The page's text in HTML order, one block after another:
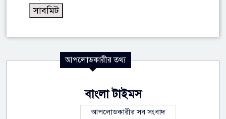
আপলোডকারীর তথ্য
বাংলা টাইমস
আপলোডকারীর সব সংবাদ